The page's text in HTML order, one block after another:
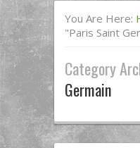
You Are Here:
"paris Saint
Category
Germain